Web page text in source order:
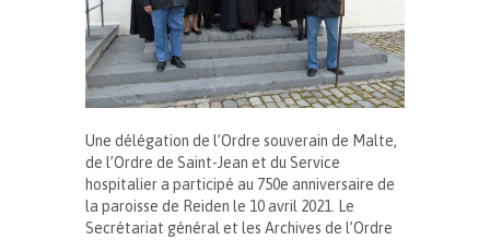
Une délégation de l’Ordre souverain de Malte,
de l’Ordre de Saint-Jean et du Service
hospitalier a participé au 750e anniversaire de
la paroisse de Reiden le 10 avril 2021. Le
Secrétariat général et les Archives de l’Ordre